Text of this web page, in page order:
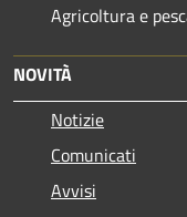
Agricoltura e
NOVITÀ
Notizie
Comunicati
Avvisi